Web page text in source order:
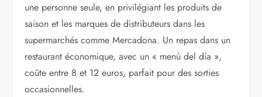
une personne seule, en privilégiant les produits de
saison et les marques de distributeurs dans les
supermarchés comme Mercadona. Un repas dans un
restaurant économique, avec un « menú del día »,
coûte entre 8 et 12 euros, parfait pour des sorties
occasionnelles.